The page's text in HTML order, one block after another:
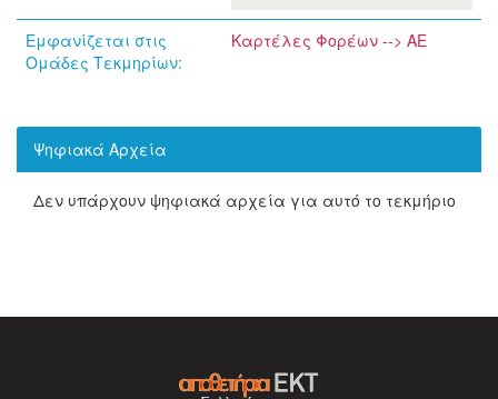
Εμφανίζεται στις
Ομάδες Τεκμηρίων:
Καρτέλες Φορέων --> ΑΕ
Ψηφιακά Αρχεία
Δεν υπάρχουν ψηφιακά αρχεία για αυτό το τεκμήριο